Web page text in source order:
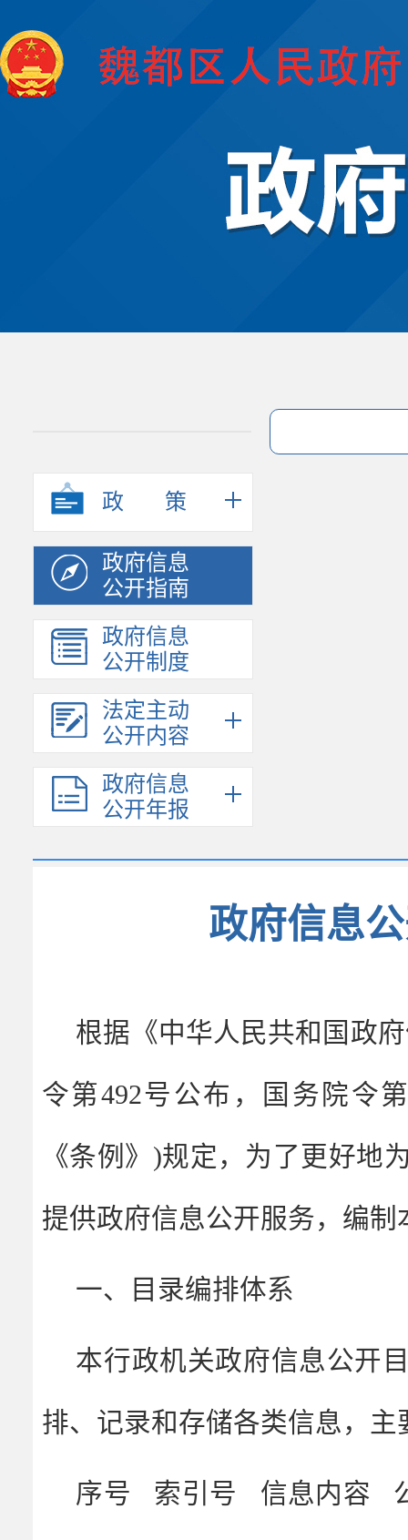
政策
政府信息
公开指南
政府信息
公开制度
法定主动
公开内容
政府信息
公开年报
政府信息
根据《中华人民共和国政
令第492号公布，国务院令
《条例》)规定，为了更好地
提供政府信息公开服务，编制
一、目录编排体系
本行政机关政府信息公开
排、记录和存储各类信息，主
序号 索引号 信息内容